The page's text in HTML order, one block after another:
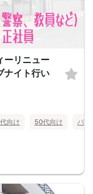
ーリニュー
ナイト行い
向け 50代向け バツ